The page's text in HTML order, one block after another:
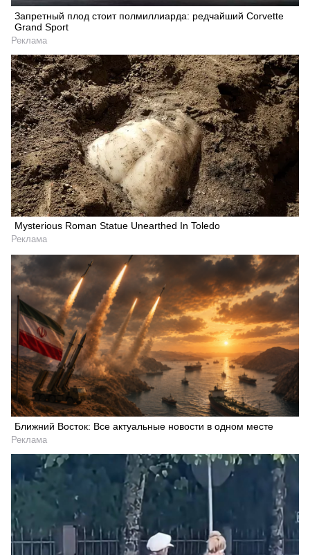
Запретный плод стоит полмиллиарда: редчайший Corvette
Grand Sport
Реклама
Mysterious Roman Statue Unearthed In Toledo
Реклама
Ближний Восток: Все актуальные новости в одном месте
Реклама